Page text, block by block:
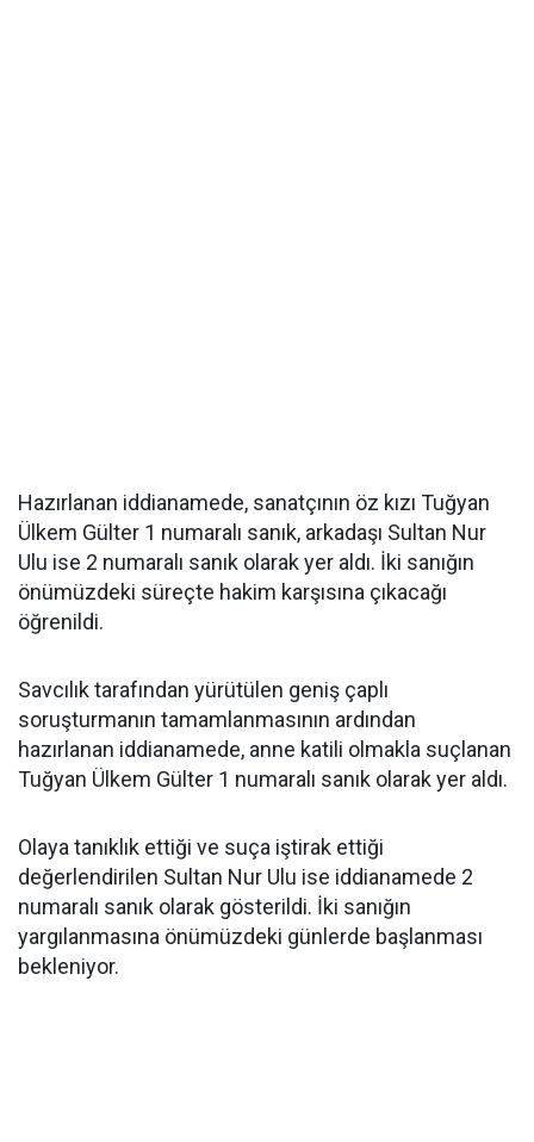
Hazırlanan iddianamede, sanatçının öz kızı Tuğyan
Ülkem Gülter 1 numaralı sanık, arkadaşı Sultan Nur
Ulu ise 2 numaralı sanık olarak yer aldı. İki sanığın
önümüzdeki süreçte hakim karşısına çıkacağı
öğrenildi.
Savcılık tarafından yürütülen geniş çaplı
soruşturmanın tamamlanmasının ardından
hazırlanan iddianamede, anne katili olmakla suçlanan
Tuğyan Ülkem Gülter 1 numaralı sanık olarak yer aldı.
Olaya tanıklık ettiği ve suça iştirak ettiği
değerlendirilen Sultan Nur Ulu ise iddianamede 2
numaralı sanık olarak gösterildi. İki sanığın
yargılanmasına önümüzdeki günlerde başlanması
bekleniyor.